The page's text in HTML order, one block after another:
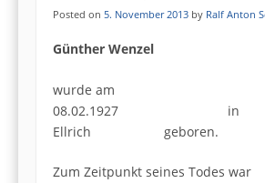
Posted on 5. November 2013 by Ralf Anton
Günther Wenzel
wurde
08.02.1927
Ellrich geboren.
Zum Zeitpunkt seines Todes war